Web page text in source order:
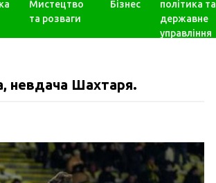
Мистецтво
та розваги
Бізнес
політика та
державне
управління
невдача Шахтаря.